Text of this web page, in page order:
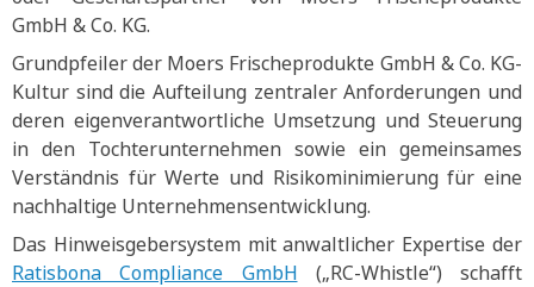
GmbH & Co. KG.
Grundpfeiler der Moers Frischeprodukte GmbH & Co. KG-
Kultur sind die Aufteilung zentraler Anforderungen und
deren eigenverantwortliche Umsetzung und Steuerung
in den Tochterunternehmen sowie ein gemeinsames
Verständnis für Werte und Risikominimierung für eine
nachhaltige Unternehmensentwicklung.
Das Hinweisgebersystem mit anwaltlicher Expertise der
Ratisbona Compliance GmbH („RC-Whistle“) schafft